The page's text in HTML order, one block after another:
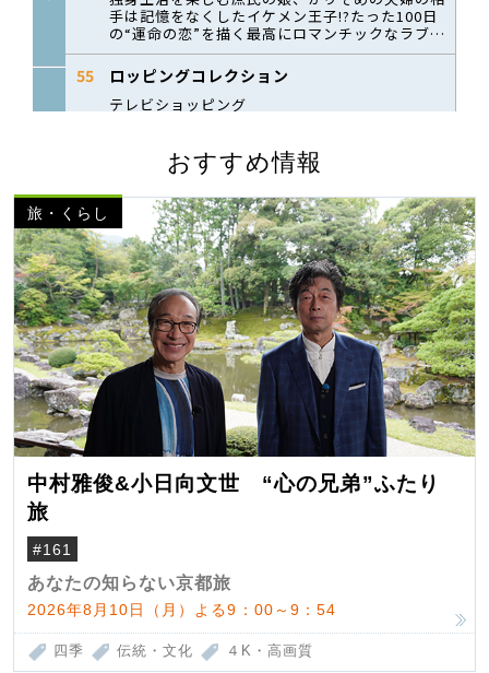
おすすめ情報
旅・くらし
中村雅俊&小日向文世 “心の兄弟”ふたり
旅
#161
あなたの知らない京都旅
2026年8月10日（月）よる9：00～9：54
四季 伝統・文化 ４K・高画質